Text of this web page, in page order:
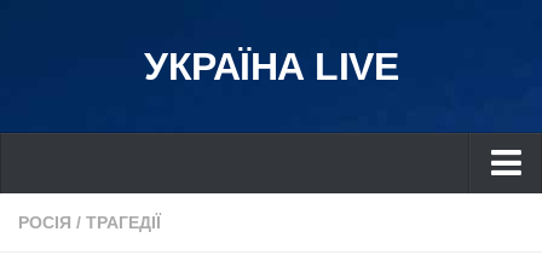
УКРАЇНА LIVE
Україна
РОСІЯ / ТРАГЕДІЇ